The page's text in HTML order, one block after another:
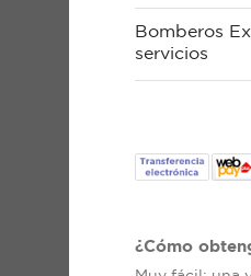
Bomberos
servicios
¿Cómo